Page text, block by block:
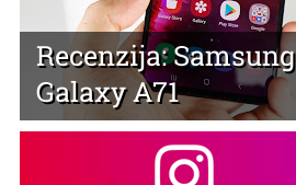
Recenzija: Samsung
Galaxy A71